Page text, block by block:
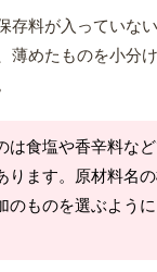
存料が入っていな
薄めたものを小分
は食塩や香辛料な
ります。原材料名
のものを選ぶよう